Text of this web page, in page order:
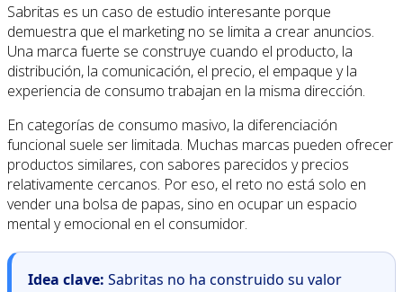
Sabritas es un caso de estudio interesante porque
demuestra que el marketing no se limita a crear anuncios.
Una marca fuerte se construye cuando el producto, la
distribución, la comunicación, el precio, el empaque y la
experiencia de consumo trabajan en la misma dirección.
En categorías de consumo masivo, la diferenciación
funcional suele ser limitada. Muchas marcas pueden ofrecer
productos similares, con sabores parecidos y precios
relativamente cercanos. Por eso, el reto no está solo en
vender una bolsa de papas, sino en ocupar un espacio
mental y emocional en el consumidor.
Idea clave: Sabritas no ha construido su valor